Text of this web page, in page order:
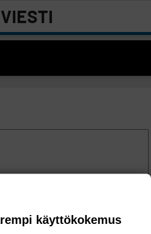
käyttökokemus